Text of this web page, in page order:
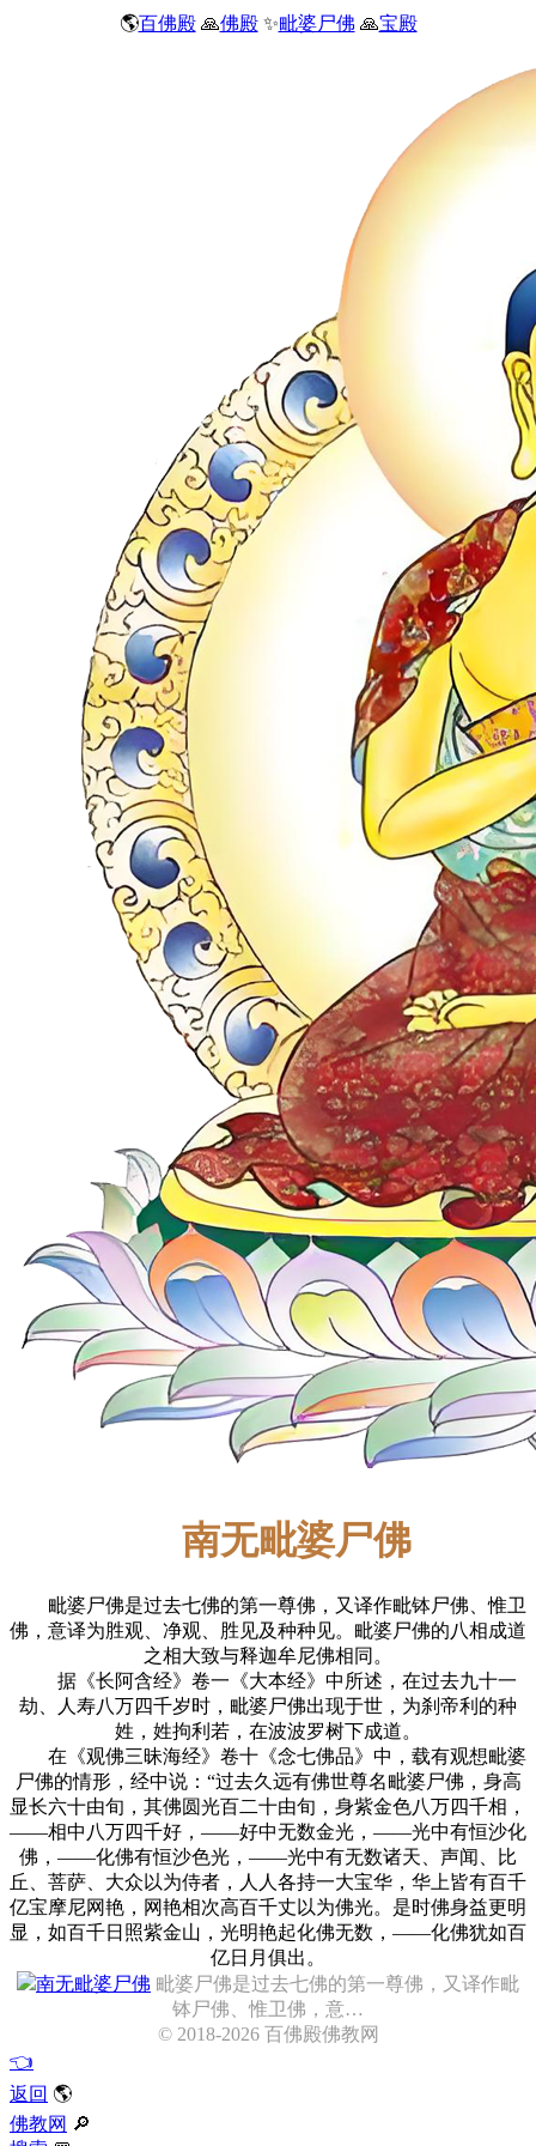
🌎百佛殿🙏佛殿✨毗婆尸佛 🙏宝殿
南无毗婆尸佛
毗婆尸佛是过去七佛的第一尊佛，又译作毗钵尸佛、惟卫
佛，意译为胜观、净观、胜见及种种见。毗婆尸佛的八相成道
之相大致与释迦牟尼佛相同。
据《长阿含经》卷一《大本经》中所述，在过去九十一
劫、人寿八万四千岁时，毗婆尸佛出现于世，为刹帝利的种
姓，姓拘利若，在波波罗树下成道。
在《观佛三昧海经》卷十《念七佛品》中，载有观想毗婆
尸佛的情形，经中说：“过去久远有佛世尊名毗婆尸佛，身高
显长六十由旬，其佛圆光百二十由旬，身紫金色八万四千相，
——相中八万四千好，——好中无数金光，——光中有恒沙化
佛，——化佛有恒沙色光，——光中有无数诸天、声闻、比
丘、菩萨、大众以为侍者，人人各持一大宝华，华上皆有百千
亿宝摩尼网艳，网艳相次高百千丈以为佛光。是时佛身益更明
显，如百千日照紫金山，光明艳起化佛无数，——化佛犹如百
亿日月俱出。
南无毗婆尸佛 毗婆尸佛是过去七佛的第一尊佛，又译作毗
钵尸佛、惟卫佛，意…
© 2018-2026 百佛殿佛教网
👈
返回 🌎
佛教网 🔎